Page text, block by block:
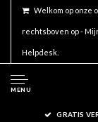
Welkom op onze
rechtsboven op -
Helpdesk.
MENU
GRATIS